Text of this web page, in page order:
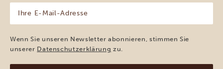
Mail-
Adresse
(erforderlich)
Wenn Sie unseren Newsletter abonnieren, stimmen Sie
unserer Datenschutzerklärung zu.